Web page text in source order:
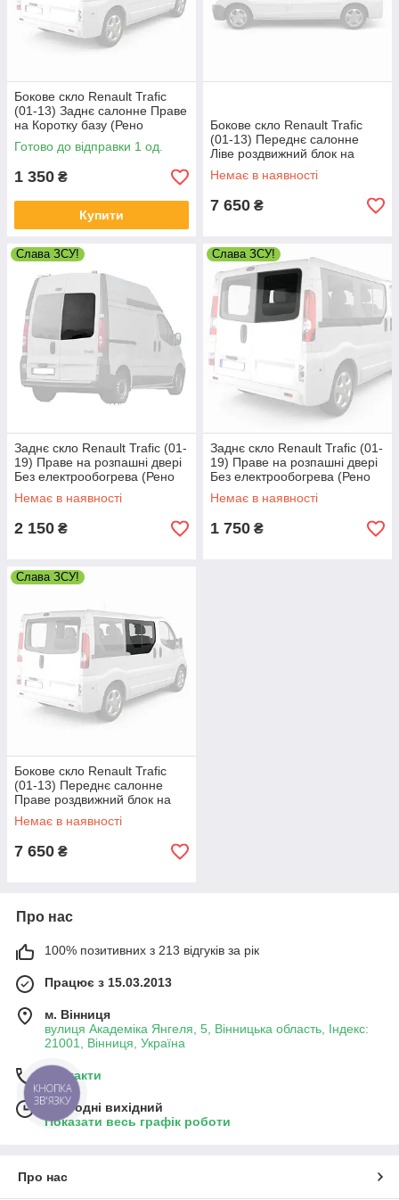
Бокове скло Renault Trafic
(01-13) Заднє салонне Праве
на Коротку базу (Рено
Трафік)
Готово до відправки 1 од.
1 350 ₴
Купити
Бокове скло Renault Trafic
(01-13) Переднє салонне
Ліве роздвижний блок на
(Рено Трафік)
Немає в наявності
7 650 ₴
Слава ЗСУ!
Заднє скло Renault Trafic (01-
19) Праве на розпашні двері
Без електрообогрева (Рено
Трафік)
Немає в наявності
2 150 ₴
Слава ЗСУ!
Заднє скло Renault Trafic (01-
19) Праве на розпашні двері
Без електрообогрева (Рено
Трафік)
Немає в наявності
1 750 ₴
Слава ЗСУ!
Бокове скло Renault Trafic
(01-13) Переднє салонне
Праве роздвижний блок на
(Рено Трафік)
Немає в наявності
7 650 ₴
Про нас
100% позитивних з 213 відгуків за рік
Працює з 15.03.2013
м. Вінниця
вулиця Академіка Янгеля, 5, Вінницька область, Індекс:
21001, Вінниця, Україна
Контакти
Сьогодні вихідний
Показати весь графік роботи
Про нас
КНОПКА
ЗВ'ЯЗКУ